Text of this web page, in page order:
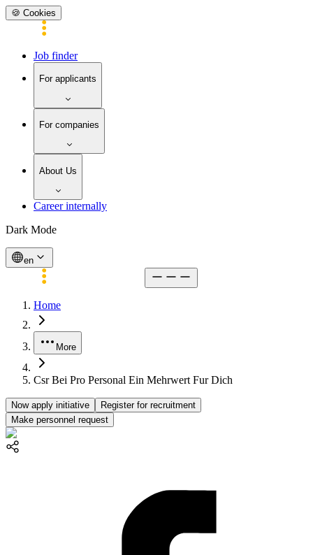
🍪 Cookies
Job finder
For applicants
For companies
About Us
Career internally
Dark Mode
en
Home
More
Csr Bei Pro Personal Ein Mehrwert Fur Dich
Now apply initiative
Register for recruitment
Make personnel request